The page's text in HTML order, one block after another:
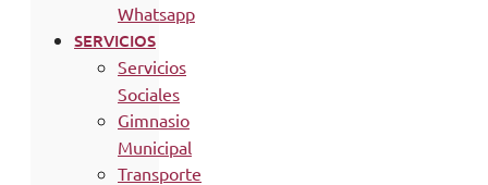
Whatsapp
SERVICIOS
Servicios
Sociales
Gimnasio
Municipal
Transporte